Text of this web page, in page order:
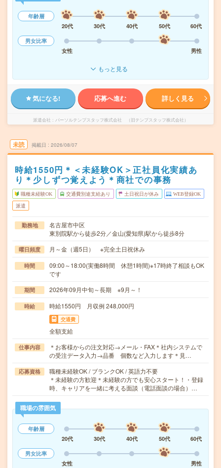
年齢層
20代
30代 40代 50代
60代
男女比率
女性
男性
もっと見る
気になる! 応募へ進む 詳しく見る
派遣会社 パーソルテンプスタッフ株式会社 （旧テンプスタッフ株式会社）
未読 掲載日 2026/08/07
時給1550円＊＜未経験OK＞正社員化実績あ
り＊少しずつ覚えよう＊商社での事務
職種未経験OK 交通費別途支給あり 土日祝日が休み WEB登録OK
派遣
勤務地
名古屋市中区
東別院駅から徒歩2分／金山(愛知県)駅から徒歩8分
曜日頻度 月～金（週5日） ※完全土日祝休み
時間
09:00～18:00(実働8時間 休憩1時間)※17時終了相談もOK
です
期間 2026年09月中旬～長期 ※9月～！
時給 時給1550円 月収例 248,000円
交通費
全額支給
仕事内容
＊お客様からの注文対応→メール・FAX＊社内システムで
の受注データ入力→品番 個数など入力します＊見…
応募資格
職種未経験OK / ブランクOK / 英語力不要
＊未経験の方歓迎＊未経験の方でも安心スタート！・登録
時、キャリアを一緒に考える面談（電話面談の場合）…
職場の雰囲気
年齢層
20代
30代 40代 50代
60代
男女比率
女性
男性